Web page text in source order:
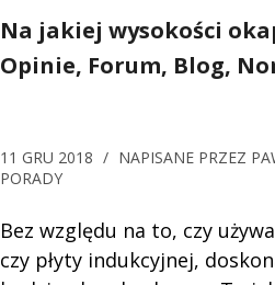
Na jakiej wysokości
Opinie, Forum, Blog,
11 GRU 2018 / NAPISANE PRZEZ
PORADY
Bez względu na to, czy
czy płyty indukcyjnej,